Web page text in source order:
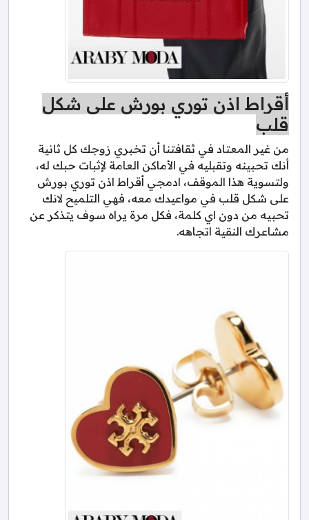
أقراط اذن توري بورش على شكل
قلب
من غير المعتاد في ثقافتنا أن تخبري زوجك كل ثانية
أنك تحبينه وتقبليه في الأماكن العامة لإثبات حبك له،
ولتسوية هذا الموقف، ادمجي أقراط اذن توري بورش
على شكل قلب في مواعيدك معه، فهي التلميح لانك
تحبيه من دون اي كلمة، فكل مرة يراه سوف يتذكر عن
مشاعرك النقية اتجاهه.